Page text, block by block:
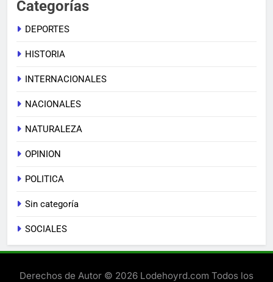
Categorías
DEPORTES
HISTORIA
INTERNACIONALES
NACIONALES
NATURALEZA
OPINION
POLITICA
Sin categoría
SOCIALES
Derechos de Autor © 2026 Lodehoyrd.com Todos los